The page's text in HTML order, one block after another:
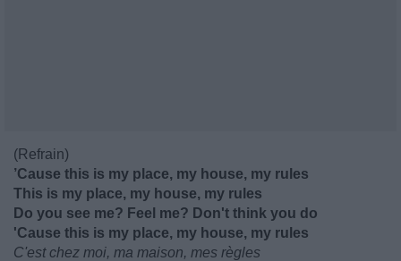
(Refrain)
’Cause this is my place, my house, my rules
This is my place, my house, my rules
Do you see me? Feel me? Don't think you do
'Cause this is my place, my house, my rules
C'est chez moi, ma maison, mes règles